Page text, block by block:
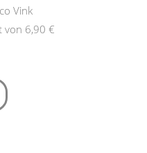
Vink
von 6,90 €